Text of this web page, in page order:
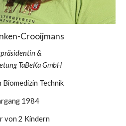
Crooijmans
&
TaBeKa GmbH
Biomedizin Technik
1984
von 2 Kindern